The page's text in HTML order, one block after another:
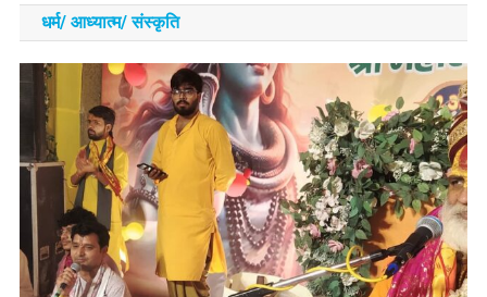
धर्म/ आध्‍यात्‍म/ संस्‍कृति